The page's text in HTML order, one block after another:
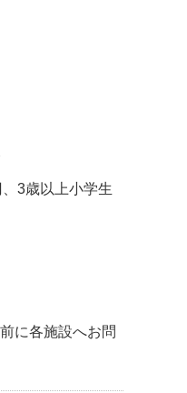
3歳以上小学生
に各施設へお問